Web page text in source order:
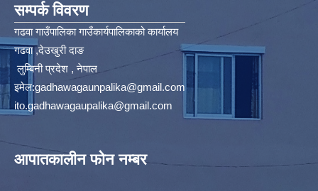
सम्पर्क विवरण
गढवा गाउँपालिका गाउँकार्यपालिकाको कार्यालय
गढवा ,देउखुरी दाङ
लुम्बिनी प्रदेश , नेपाल
इमेल:gadhawagaunpalika@gmail.com
ito.gadhawagaupalika@gmail.com
आपातकालीन फोन नम्बर